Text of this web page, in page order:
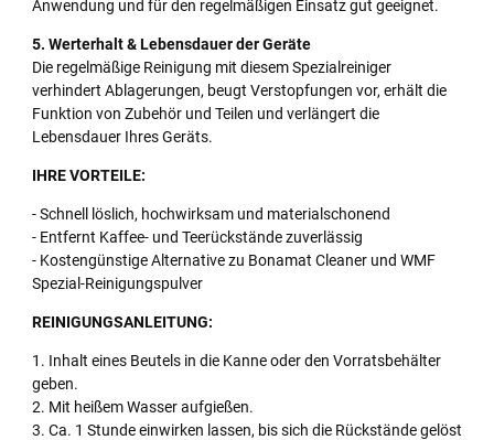
Anwendung und für den regelmäßigen Einsatz gut geeignet.
5. Werterhalt & Lebensdauer der Geräte
Die regelmäßige Reinigung mit diesem Spezialreiniger
verhindert Ablagerungen, beugt Verstopfungen vor, erhält die
Funktion von Zubehör und Teilen und verlängert die
Lebensdauer Ihres Geräts.
IHRE VORTEILE:
- Schnell löslich, hochwirksam und materialschonend
- Entfernt Kaffee- und Teerückstände zuverlässig
- Kostengünstige Alternative zu Bonamat Cleaner und WMF
Spezial-Reinigungspulver
REINIGUNGSANLEITUNG:
1. Inhalt eines Beutels in die Kanne oder den Vorratsbehälter
geben.
2. Mit heißem Wasser aufgießen.
3. Ca. 1 Stunde einwirken lassen, bis sich die Rückstände gelöst